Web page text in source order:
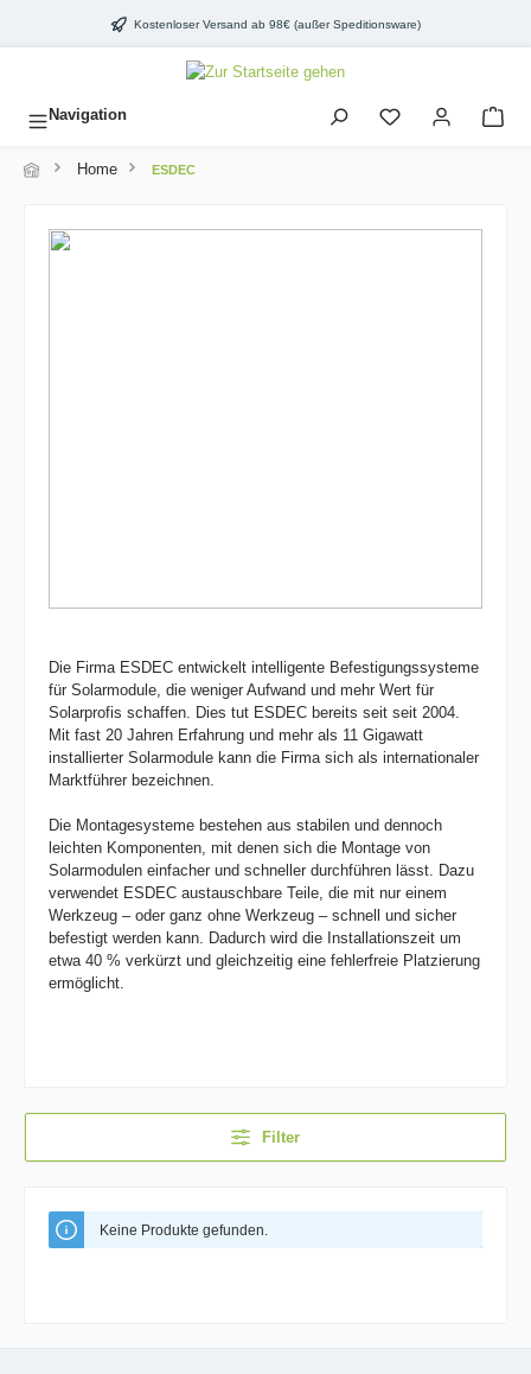
springen Kostenloser Versand ab 98€ (außer Speditionsware)
Navigation
Home ESDEC
Die Firma ESDEC entwickelt intelligente Befestigungssysteme
für Solarmodule, die weniger Aufwand und mehr Wert für
Solarprofis schaffen. Dies tut ESDEC bereits seit seit 2004.
Mit fast 20 Jahren Erfahrung und mehr als 11 Gigawatt
installierter Solarmodule kann die Firma sich als internationaler
Marktführer bezeichnen.
Die Montagesysteme bestehen aus stabilen und dennoch
leichten Komponenten, mit denen sich die Montage von
Solarmodulen einfacher und schneller durchführen lässt. Dazu
verwendet ESDEC austauschbare Teile, die mit nur einem
Werkzeug – oder ganz ohne Werkzeug – schnell und sicher
befestigt werden kann. Dadurch wird die Installationszeit um
etwa 40 % verkürzt und gleichzeitig eine fehlerfreie Platzierung
ermöglicht.
Filter
Keine Produkte gefunden.